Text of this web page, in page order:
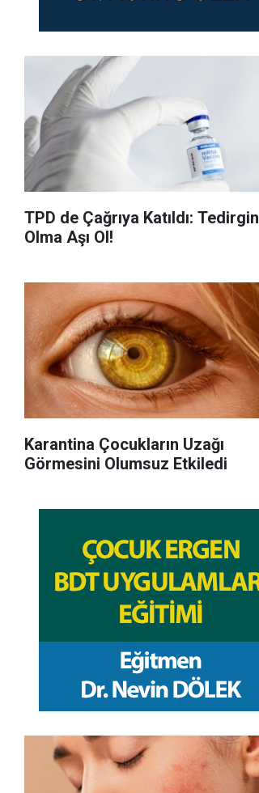
TPD de Çağrıya Katıldı: Tedirgin
Olma Aşı Ol!
Karantina Çocukların Uzağı
Görmesini Olumsuz Etkiledi